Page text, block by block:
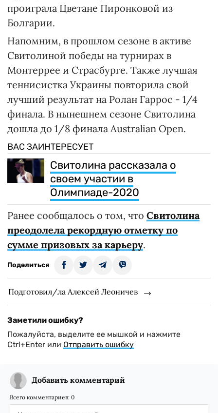
проиграла Цветане Пиронковой из
Болгарии.
Напомним, в прошлом сезоне в активе
Свитолиной победы на турнирах в
Монтеррее и Страсбурге. Также лучшая
теннисистка Украины повторила свой
лучший результат на Ролан Гаррос - 1/4
финала. В нынешнем сезоне Свитолина
дошла до 1/8 финала Australian Open.
ВАС ЗАИНТЕРЕСУЕТ
Свитолина рассказала о
своем участии в
Олимпиаде-2020
Ранее сообщалось о том, что Свитолина
преодолела рекордную отметку по
сумме призовых за карьеру.
Поделиться
Подготовил/ла Алексей Леоничев
Заметили ошибку?
Пожалуйста, выделите ее мышкой и нажмите
Ctrl+Enter или Отправить ошибку
Добавить комментарий
Всего комментариев: 0